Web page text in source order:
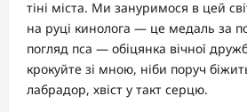
тіні міста. Ми зануримося в цей
на руці кинолога — це медаль за
погляд пса — обіцянка вічної
крокуйте зі мною, ніби поруч
лабрадор, хвіст у такт серцю.